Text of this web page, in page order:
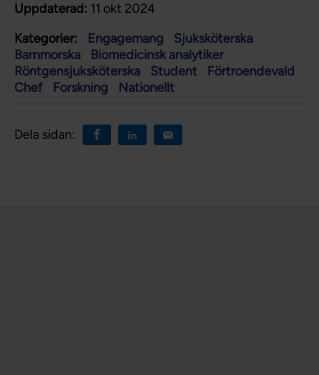
Uppdaterad: 11 okt 2024
Kategorier:
Engagemang
Sjuksköterska
Barnmorska
Biomedicinsk analytiker
Röntgensjuksköterska
Student
Förtroendevald
Chef
Forskning Nationellt
Dela sidan: